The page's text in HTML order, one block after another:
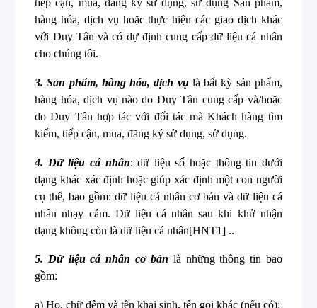
tiếp cận, mua, đăng ký sử dụng, sử dụng Sản phẩm,
hàng hóa, dịch vụ hoặc thực hiện các giao dịch khác
với Duy Tân và có dự định cung cấp dữ liệu cá nhân
cho chúng tôi.
3. Sản phẩm, hàng hóa, dịch vụlà bất kỳ sản phẩm,
hàng hóa, dịch vụ nào do Duy Tân cung cấp và/hoặc
do Duy Tân hợp tác với đối tác mà Khách hàng tìm
kiếm, tiếp cận, mua, đăng ký sử dụng, sử dụng.
4. Dữ liệu cá nhân:dữ liệu số hoặc thông tin dưới
dạng khác xác định hoặc giúp xác định một con người
cụ thể, bao gồm: dữ liệu cá nhân cơ bản và dữ liệu cá
nhân nhạy cảm. Dữ liệu cá nhân sau khi khử nhận
dạng không còn là dữ liệu cá nhân[HNT1] ..
5. Dữ liệu cá nhân cơ bảnlà những thông tin bao
gồm:
a) Họ, chữ đệm và tên khai sinh, tên gọi khác (nếu có);